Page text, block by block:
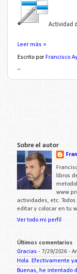
Actividad
Leer más »
Escrito por Francisco
Sobre el autor
libros
actividades, etc.
editar y colocar en tu
Ver todo mi perfil
Últimos comentarios
Gracias - 7/29/2026 -
Hola. Efectivamente
Buenas, he intentado